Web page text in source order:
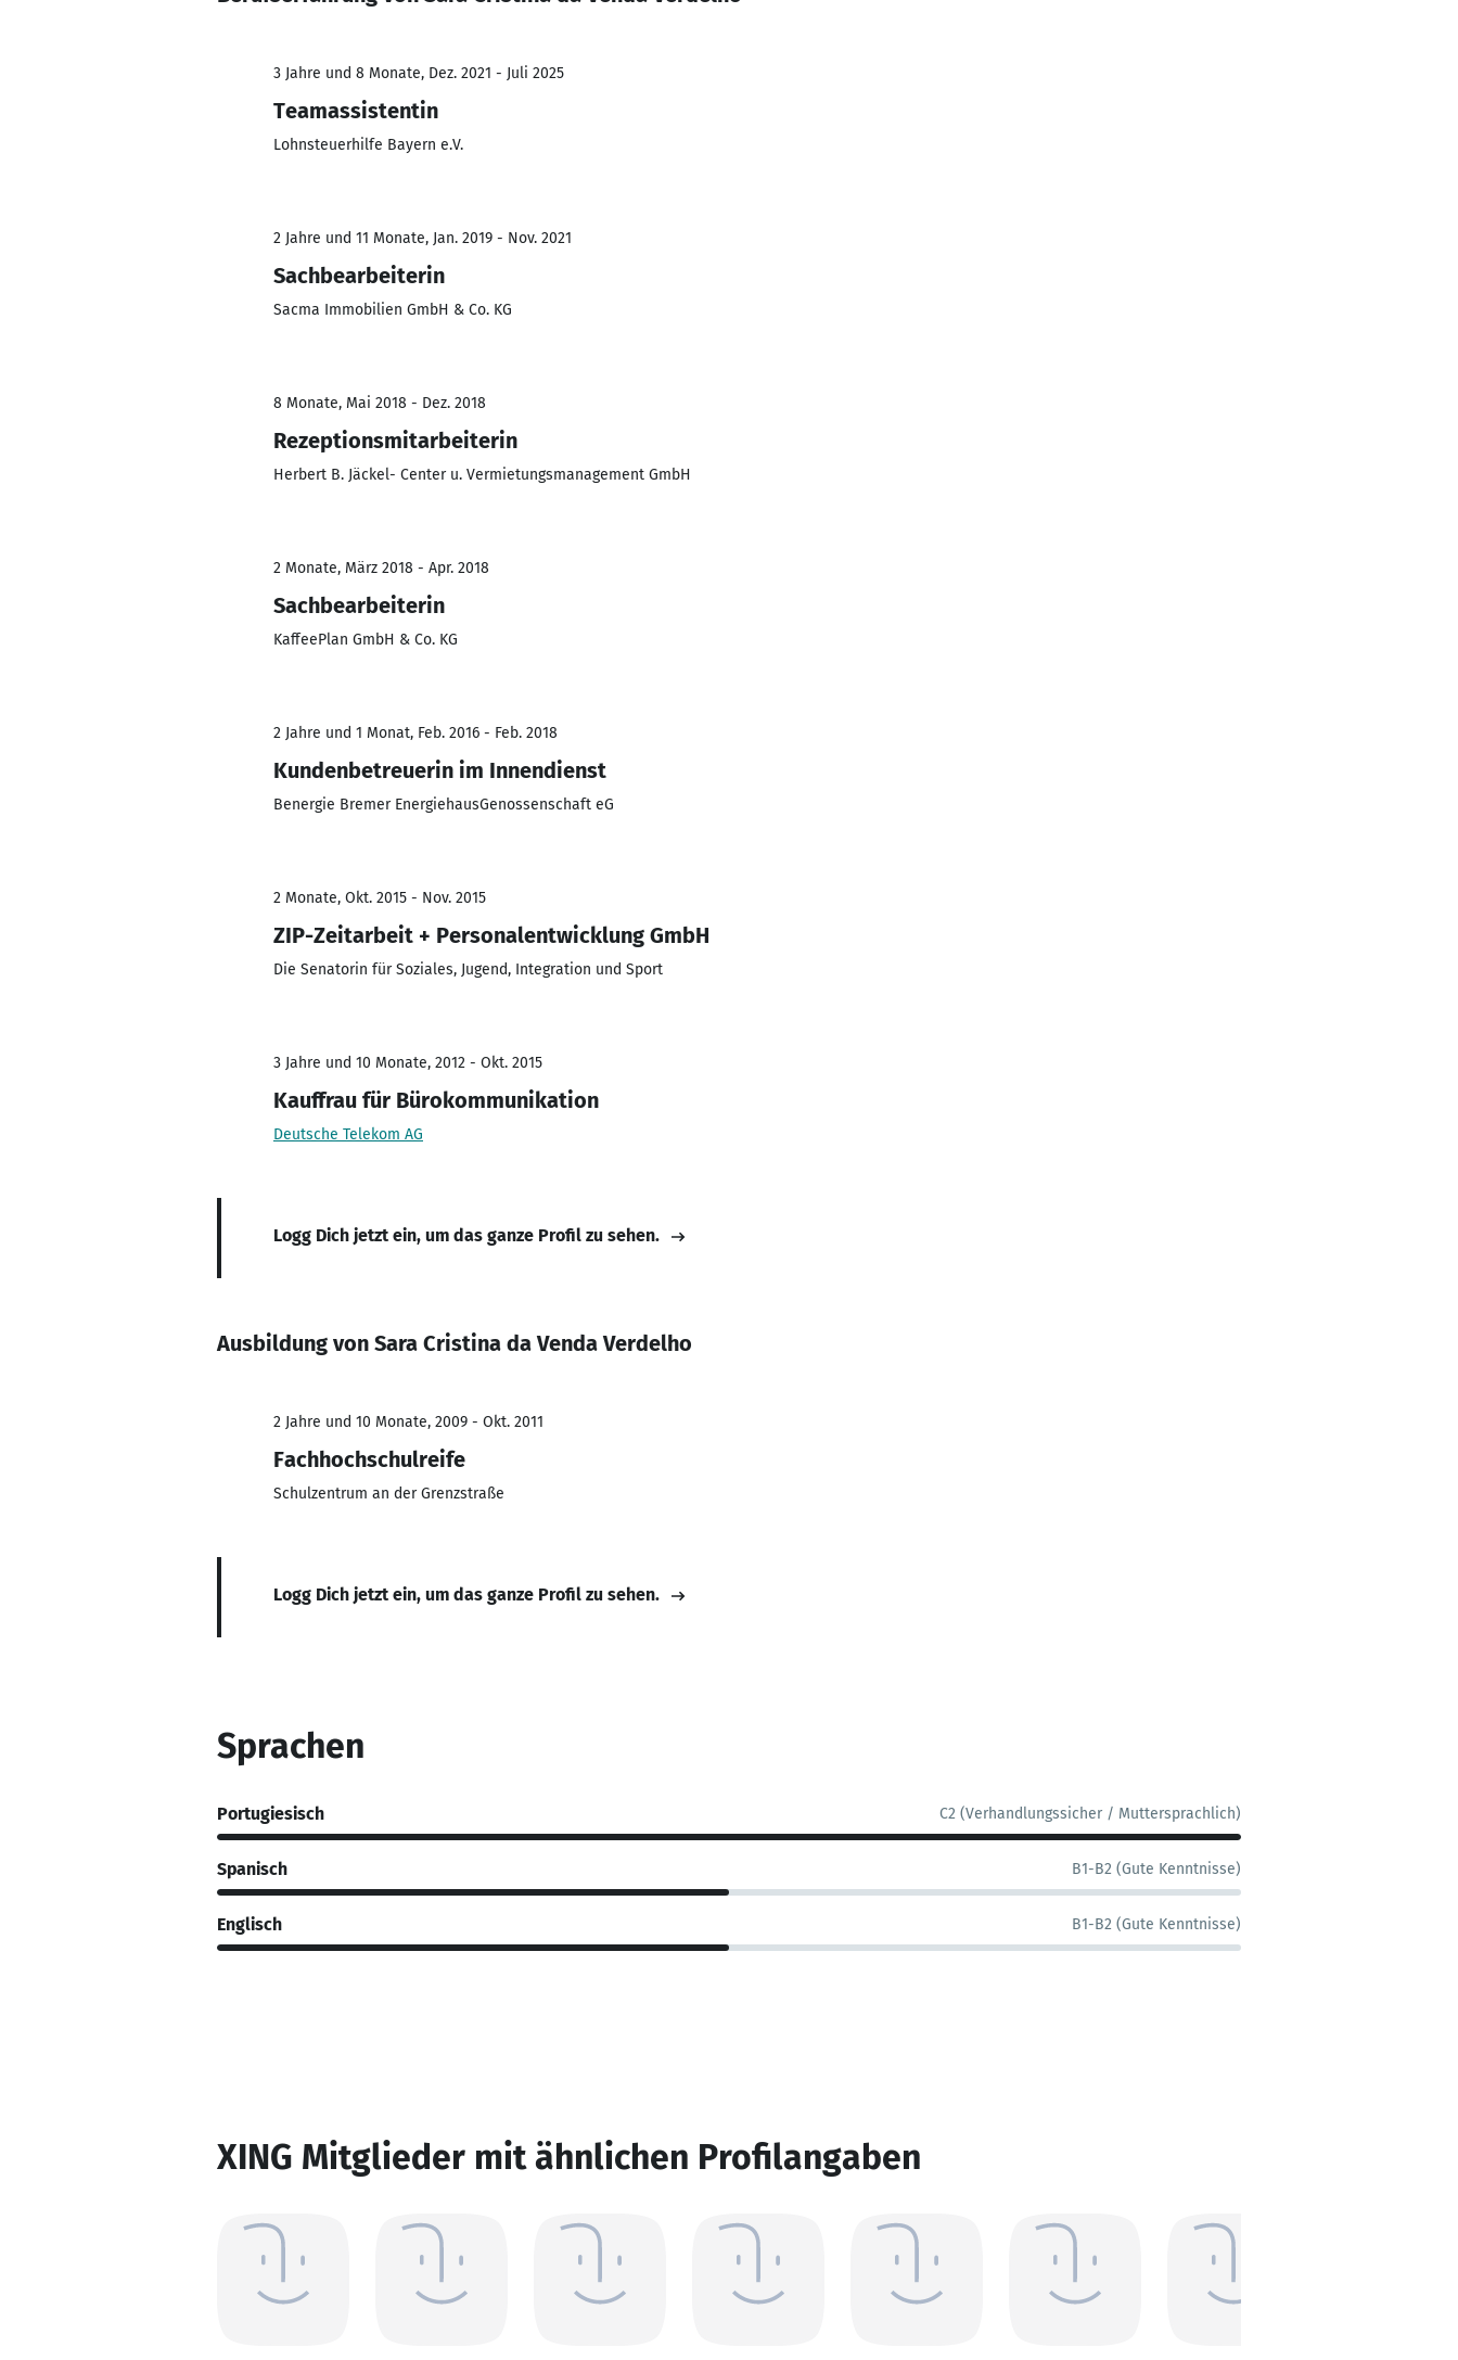
3 Jahre und 8 Monate, Dez. 2021 - Juli 2025
Teamassistentin
Lohnsteuerhilfe Bayern e.V.
2 Jahre und 11 Monate, Jan. 2019 - Nov. 2021
Sachbearbeiterin
Sacma Immobilien GmbH & Co. KG
8 Monate, Mai 2018 - Dez. 2018
Rezeptionsmitarbeiterin
Herbert B. Jäckel- Center u. Vermietungsmanagement GmbH
2 Monate, März 2018 - Apr. 2018
Sachbearbeiterin
KaffeePlan GmbH & Co. KG
2 Jahre und 1 Monat, Feb. 2016 - Feb. 2018
Kundenbetreuerin im Innendienst
Benergie Bremer EnergiehausGenossenschaft eG
2 Monate, Okt. 2015 - Nov. 2015
ZIP-Zeitarbeit + Personalentwicklung GmbH
Die Senatorin für Soziales, Jugend, Integration und Sport
3 Jahre und 10 Monate, 2012 - Okt. 2015
Kauffrau für Bürokommunikation
Deutsche Telekom AG
Logg Dich jetzt ein, um das ganze Profil zu sehen.
Ausbildung von Sara Cristina da Venda Verdelho
2 Jahre und 10 Monate, 2009 - Okt. 2011
Fachhochschulreife
Schulzentrum an der Grenzstraße
Logg Dich jetzt ein, um das ganze Profil zu sehen.
Sprachen
Portugiesisch C2 (Verhandlungssicher / Muttersprachlich)
Spanisch B1-B2 (Gute Kenntnisse)
Englisch B1-B2 (Gute Kenntnisse)
XING Mitglieder mit ähnlichen Profilangaben